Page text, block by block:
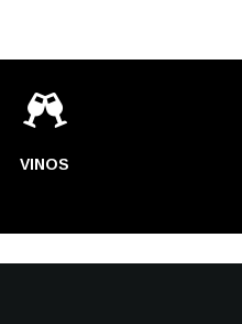

VINOS